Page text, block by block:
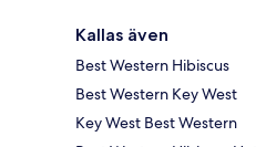
Kallas även
Best Western Hibiscus
Best Western Key West
Key West Best Western